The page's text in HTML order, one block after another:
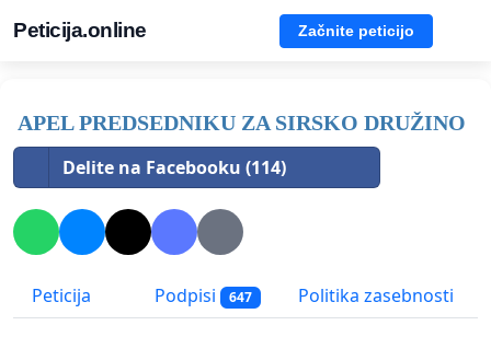
Peticija.online Začnite peticijo
APEL PREDSEDNIKU ZA SIRSKO DRUŽINO
Delite na Facebooku (114)
Peticija Podpisi 647 Politika zasebnosti